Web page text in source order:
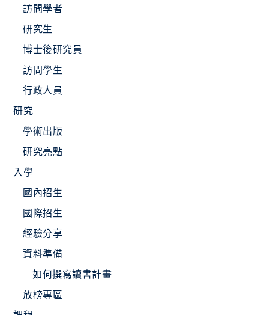
訪問學者
研究生
博士後研究員
訪問學生
行政人員
研究
學術出版
研究亮點
入學
國內招生
國際招生
經驗分享
資料準備
如何撰寫讀書計畫
放榜專區